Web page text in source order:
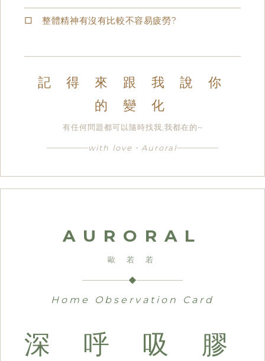
□ 整體精神有沒有比較不容易疲勞?
記 得 來 跟 我 說 你
的 變 化
有任何問題都可以隨時找我,我都在的~
with love・Auroral
AURORAL
歐 若 若
◆
Home Observation Card
深 呼 吸 膠